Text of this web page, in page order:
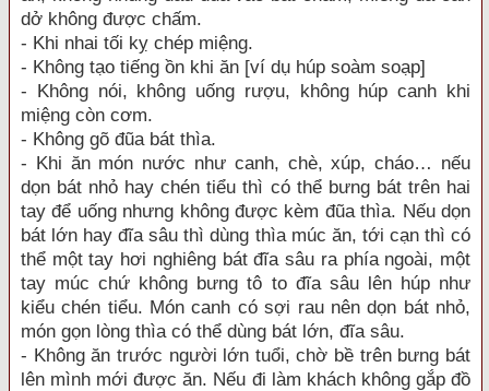
dở không được chấm.
- Khi nhai tối kỵ chép miệng.
- Không tạo tiếng ồn khi ăn [ví dụ húp soàm soạp]
- Không nói, không uống rượu, không húp canh khi
miệng còn cơm.
- Không gõ đũa bát thìa.
- Khi ăn món nước như canh, chè, xúp, cháo… nếu
dọn bát nhỏ hay chén tiểu thì có thể bưng bát trên hai
tay để uống nhưng không được kèm đũa thìa. Nếu dọn
bát lớn hay đĩa sâu thì dùng thìa múc ăn, tới cạn thì có
thể một tay hơi nghiêng bát đĩa sâu ra phía ngoài, một
tay múc chứ không bưng tô to đĩa sâu lên húp như
kiểu chén tiểu. Món canh có sợi rau nên dọn bát nhỏ,
món gọn lòng thìa có thể dùng bát lớn, đĩa sâu.
- Không ăn trước người lớn tuổi, chờ bề trên bưng bát
lên mình mới được ăn. Nếu đi làm khách không gắp đồ